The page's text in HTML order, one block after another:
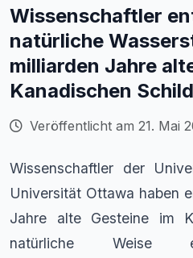
Wissenschaftler
natürliche
milliarden Jahre
Kanadischen
Veröffentlicht am 21. Mai
Wissenschaftler der
Universität Ottawa haben
Jahre alte Gesteine im
natürliche Weise